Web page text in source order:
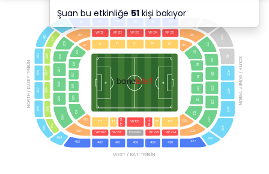
421
420
426
423
424
425
422
410
409
408
407
406
405
404
222
221
220
219
218
217
122
121
120
119
118
117
209
208
207
206
205
204
109
108
107
106
105
104
429 428 427
403 402 401 400
216
210
116
110
223
203
123
103
115
114
113
112
111
125 124
102 101
309
308
307
306
305
304
VIP 215
VIP 214
VIP 213
VIP 212
VIP 211
VIP 225 VIP 224
VIP 202 VIP 201
VIP 125
VIP 101 VIP 100
banabilet
Protokol
WEST / BATI TRİBÜN
EAST / DOĞU TRİBÜN
NORTH / KUZEY TRİBÜN SOUTH / GÜNEY TRİBÜN
Şuan bu etkinliğe 51 kişi bakıyor